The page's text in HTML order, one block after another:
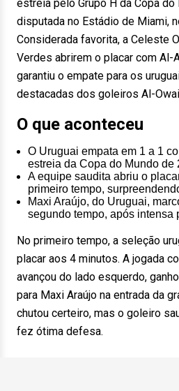
estreia pelo Grupo H da Copa do
disputada no Estádio de Miami,
Considerada favorita, a Celeste
Verdes abrirem o placar com Al-
garantiu o empate para os
destacadas dos goleiros Al-
O que aconteceu
O Uruguai empata em 1 a 1
estreia da Copa do Mundo de
A equipe saudita abriu o
primeiro tempo,
Maxi Araújo, do Uruguai,
segundo tempo, após intensa
No primeiro tempo, a seleção
placar aos 4 minutos. A jogada
avançou do lado esquerdo,
para Maxi Araújo na entrada da
chutou certeiro, mas o goleiro
fez ótima defesa.